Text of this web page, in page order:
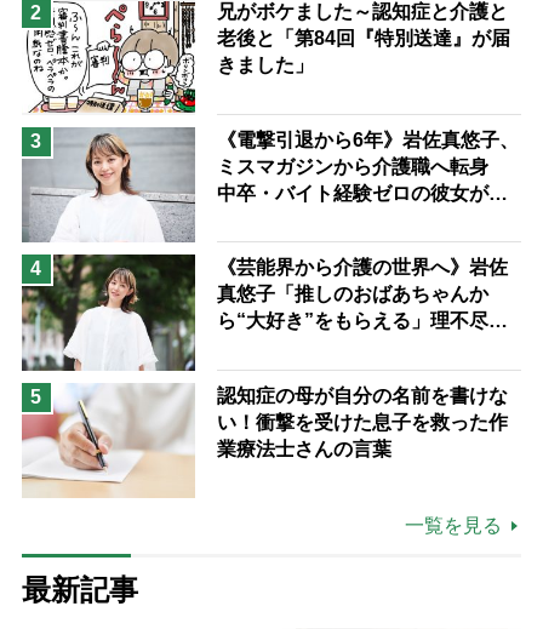
2
兄がボケました～認知症と介護と
老後と「第84回『特別送達』が届
きました」
3
《電撃引退から6年》岩佐真悠子、
ミスマガジンから介護職へ転身
中卒・バイト経験ゼロの彼女が見
ながら自分らしくいられる」
4
《芸能界から介護の世界へ》岩佐
真悠子「推しのおばあちゃんか
ら“大好き”をもらえる」理不尽さ
場は「愛おしい」
5
認知症の母が自分の名前を書けな
い！衝撃を受けた息子を救った作
業療法士さんの言葉
一覧を見る
最新記事